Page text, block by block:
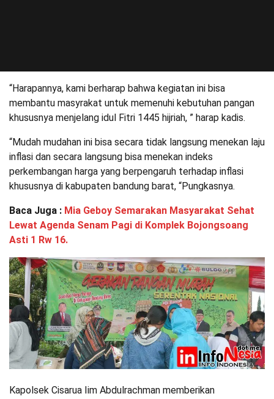
“Harapannya, kami berharap bahwa kegiatan ini bisa
membantu masyrakat untuk memenuhi kebutuhan pangan
khususnya menjelang idul Fitri 1445 hijriah, ” harap kadis.
“Mudah mudahan ini bisa secara tidak langsung menekan laju
inflasi dan secara langsung bisa menekan indeks
perkembangan harga yang berpengaruh terhadap inflasi
khususnya di kabupaten bandung barat, “Pungkasnya.
Baca Juga : Mia Geboy Semarakan Masyarakat Sehat
Lewat Agenda Senam Pagi di Komplek Bojongsoang
Asti 1 Rw 16.
Kapolsek Cisarua Iim Abdulrachman memberikan